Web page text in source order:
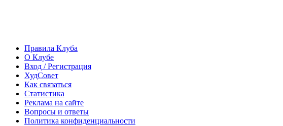
Правила Клуба
О Клубе
Вход / Регистрация
ХудСовет
Как связаться
Статистика
Реклама на сайте
Вопросы и ответы
Политика конфиденциальности